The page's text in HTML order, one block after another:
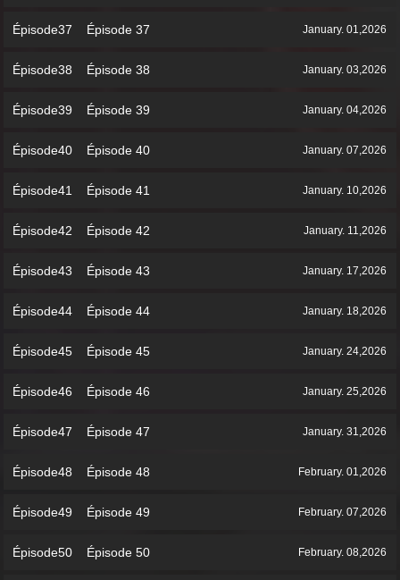
Épisode37 Épisode 37 January. 01,2026
Épisode38 Épisode 38 January. 03,2026
Épisode39 Épisode 39 January. 04,2026
Épisode40 Épisode 40 January. 07,2026
Épisode41 Épisode 41 January. 10,2026
Épisode42 Épisode 42 January. 11,2026
Épisode43 Épisode 43 January. 17,2026
Épisode44 Épisode 44 January. 18,2026
Épisode45 Épisode 45 January. 24,2026
Épisode46 Épisode 46 January. 25,2026
Épisode47 Épisode 47 January. 31,2026
Épisode48 Épisode 48 February. 01,2026
Épisode49 Épisode 49 February. 07,2026
Épisode50 Épisode 50 February. 08,2026